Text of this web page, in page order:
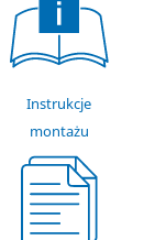
Instrukcje
montażu